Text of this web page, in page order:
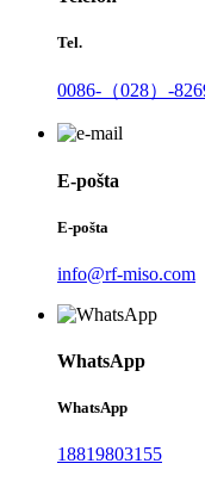
Tel.
0086-（028）-
E-pošta
E-pošta
info@rf-miso.com
WhatsApp
WhatsApp
18819803155